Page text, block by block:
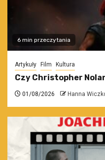
6 min przeczytania
Artykuły Film Kultura
Czy Christopher
01/08/2026 Hanna